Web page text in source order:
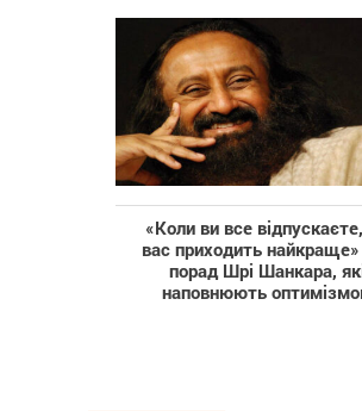
«Коли ви все
вас приходить
порад Шрі Шанкара,
наповнюють